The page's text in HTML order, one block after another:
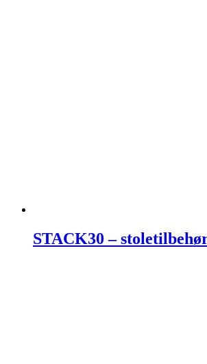
STACK30 –